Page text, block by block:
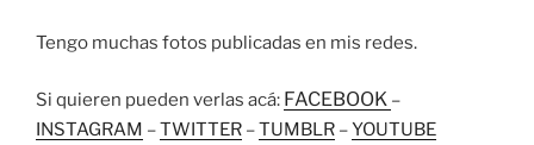
Tengo muchas fotos publicadas en mis redes.
Si quieren pueden verlas acá: FACEBOOK –
INSTAGRAM –TWITTER –TUMBLR –YOUTUBE